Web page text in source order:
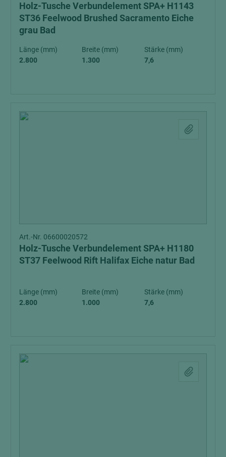
Holz-Tusche Verbundelement SPA+ H1143
ST36 Feelwood Brushed Sacramento Eiche
grau Bad
Länge (mm)
2.800
Breite (mm)
1.300
Stärke (mm)
7,6
Art.-Nr. 06600020572
Holz-Tusche Verbundelement SPA+ H1180
ST37 Feelwood Rift Halifax Eiche natur Bad
Länge (mm)
2.800
Breite (mm)
1.000
Stärke (mm)
7,6